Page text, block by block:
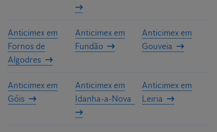
Anticimex em
Fornos de
Algodres
Anticimex em
Fundão
Anticimex em
Gouveia
Anticimex em
Góis
Anticimex em
Idanha-a-Nova
Anticimex em
Leiria